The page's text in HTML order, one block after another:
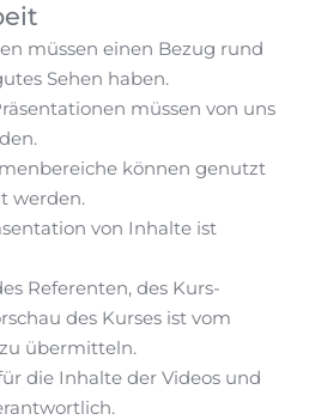
müssen einen Bezug rund
Sehen haben.
müssen von uns
können genutzt
werden.
von Inhalte ist
Referenten, des Kurs-
des Kurses ist vom
übermitteln.
die Inhalte der Videos und